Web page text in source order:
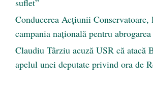
suflet”
Conducerea Acțiunii
campania națională pentru
Claudiu Târziu acuză USR că atacă
apelul unei deputate privind ora de